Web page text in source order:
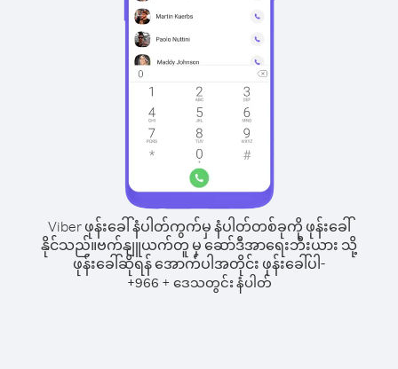
Viber ဖုန်းခေါ်နံပါတ်ကွက်မှ နံပါတ်တစ်ခုကို ဖုန်းခေါ်
နိုင်သည်။ဗက်နျူယက်တူ မှ ဆော်ဒီအာရေးဘီးယား သို့
ဖုန်းခေါ်ဆိုရန် အောက်ပါအတိုင်း ဖုန်းခေါ်ပါ-
+966 + ဒေသတွင်း နံပါတ်